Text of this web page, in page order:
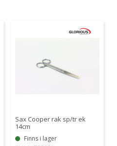
Sax Cooper rak sp/tr ek
14cm
Finns i lager